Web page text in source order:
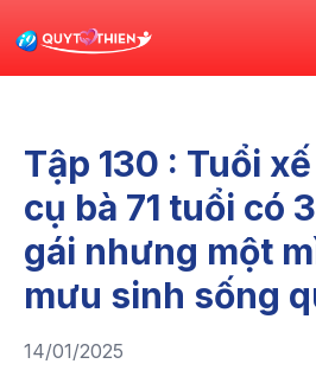
Tập 130 : Tuổi
cụ bà 71 tuổi có
gái nhưng một
mưu sinh sống
14/01/2025